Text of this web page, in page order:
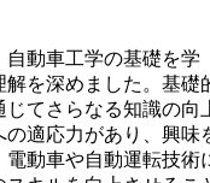
動車工学の基礎を学
を深めました。基礎
てさらなる知識の向
適応力があり、興味
動車や自動運転技術